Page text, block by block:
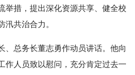
举措，提出深化资源共享、健全校
汛共治合力。
、总务长董志勇作动员讲话。他向
作人员致以慰问，充分肯定过去一